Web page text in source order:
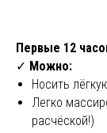
Первые 12
✓ Можно:
Носить
Легко
расчёской!)